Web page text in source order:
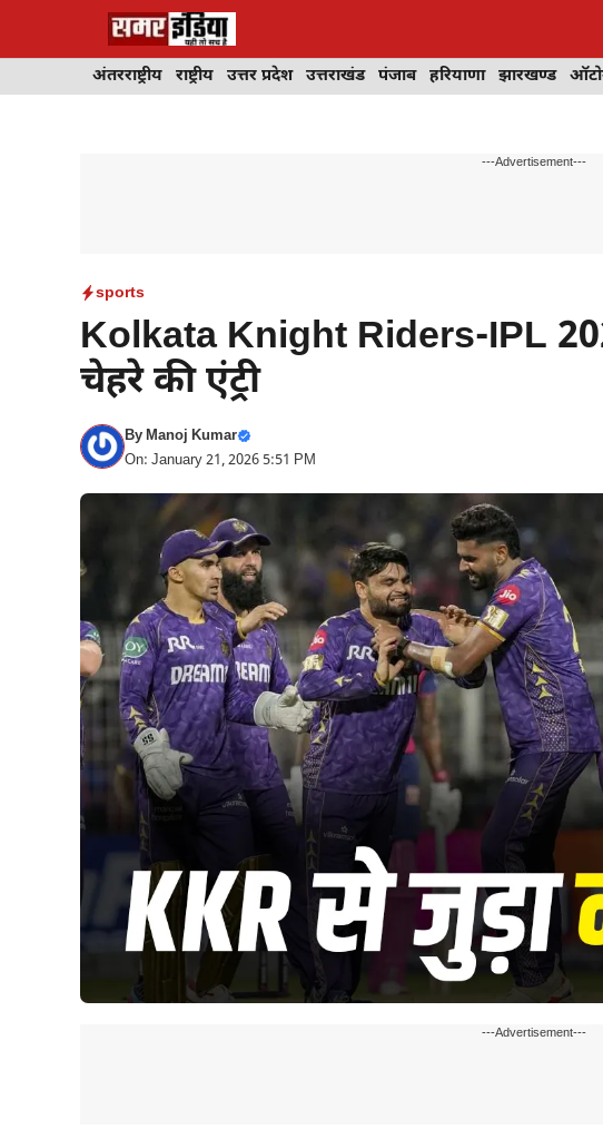
अंतरराष्ट्रीय राष्ट्रीय उत्तर प्रदेश उत्तराखंड पंजाब हरियाणा झारखण्ड
---Advertisement---
sports
Kolkata Knight Riders-IPL
चेहरे की एंट्री
ByManoj Kumar
On: January 21, 2026 5:51 PM
---Advertisement---